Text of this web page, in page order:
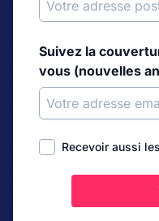
Suivez la
vous (nouvelles
Recevoir aussi